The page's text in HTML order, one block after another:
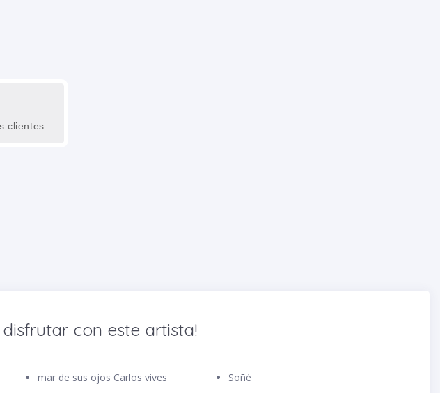
clientes
con este artista!
mar de sus ojos Carlos vives
Soñé